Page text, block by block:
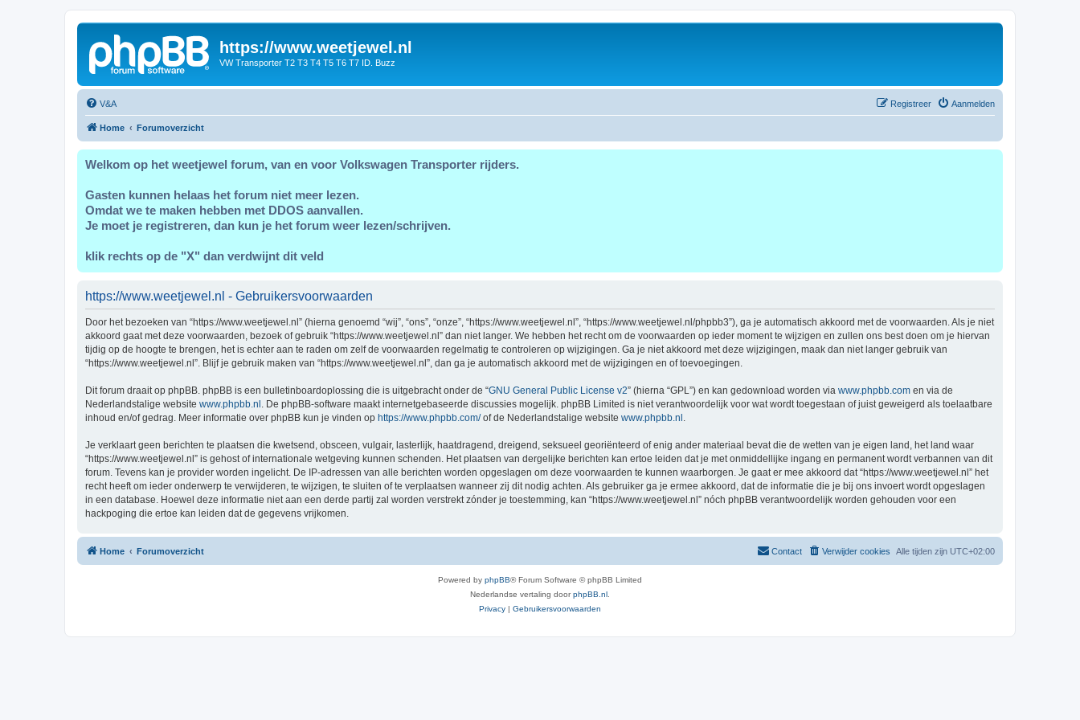
https://www.weetjewel.nl
VW Transporter T2 T3 T4 T5 T6 T7 ID. Buzz
V&A Aanmelden
Registreer
Home Forumoverzicht
Welkom op het weetjewel forum, van en voor Volkswagen Transporter rijders.
Gasten kunnen helaas het forum niet meer lezen.
Omdat we te maken hebben met DDOS aanvallen.
Je moet je registreren, dan kun je het forum weer lezen/schrijven.
klik rechts op de "X" dan verdwijnt dit veld
https://www.weetjewel.nl - Gebruikersvoorwaarden
Door het bezoeken van “https://www.weetjewel.nl” (hierna genoemd “wij”, “ons”, “onze”, “https://www.weetjewel.nl”, “https://www.weetjewel.nl/phpbb3”), ga je automatisch akkoord met de voorwaarden. Als je niet
akkoord gaat met deze voorwaarden, bezoek of gebruik “https://www.weetjewel.nl” dan niet langer. We hebben het recht om de voorwaarden op ieder moment te wijzigen en zullen ons best doen om je hiervan
tijdig op de hoogte te brengen, het is echter aan te raden om zelf de voorwaarden regelmatig te controleren op wijzigingen. Ga je niet akkoord met deze wijzigingen, maak dan niet langer gebruik van
“https://www.weetjewel.nl”. Blijf je gebruik maken van “https://www.weetjewel.nl”, dan ga je automatisch akkoord met de wijzigingen en of toevoegingen.
Dit forum draait op phpBB. phpBB is een bulletinboardoplossing die is uitgebracht onder de “GNU General Public License v2” (hierna “GPL”) en kan gedownload worden via www.phpbb.com en via de
Nederlandstalige website www.phpbb.nl . De phpBB-software maakt internetgebaseerde discussies mogelijk. phpBB Limited is niet verantwoordelijk voor wat wordt toegestaan of juist geweigerd als toelaatbare
inhoud en/of gedrag. Meer informatie over phpBB kun je vinden op https://www.phpbb.com/of de Nederlandstalige website www.phpbb.nl
Je verklaart geen berichten te plaatsen die kwetsend, obsceen, vulgair, lasterlijk, haatdragend, dreigend, seksueel georiënteerd of enig ander materiaal bevat die de wetten van je eigen land, het land waar
“https://www.weetjewel.nl” is gehost of internationale wetgeving kunnen schenden. Het plaatsen van dergelijke berichten kan ertoe leiden dat je met onmiddellijke ingang en permanent wordt verbannen van dit
forum. Tevens kan je provider worden ingelicht. De IP-adressen van alle berichten worden opgeslagen om deze voorwaarden te kunnen waarborgen. Je gaat er mee akkoord dat “https://www.weetjewel.nl” het
recht heeft om ieder onderwerp te verwijderen, te wijzigen, te sluiten of te verplaatsen wanneer zij dit nodig achten. Als gebruiker ga je ermee akkoord, dat de informatie die je bij ons invoert wordt opgeslagen
in een database. Hoewel deze informatie niet aan een derde partij zal worden verstrekt zónder je toestemming, kan “https://www.weetjewel.nl” nóch phpBB verantwoordelijk worden gehouden voor een
hackpoging die ertoe kan leiden dat de gegevens vrijkomen.
Home Forumoverzicht Alle tijden zijn UTC+02:00
Verwijder cookies
Contact
Powered by phpBB® Forum Software © phpBB Limited
Nederlandse vertaling doorphpBB.nl
Privacy | Gebruikersvoorwaarden